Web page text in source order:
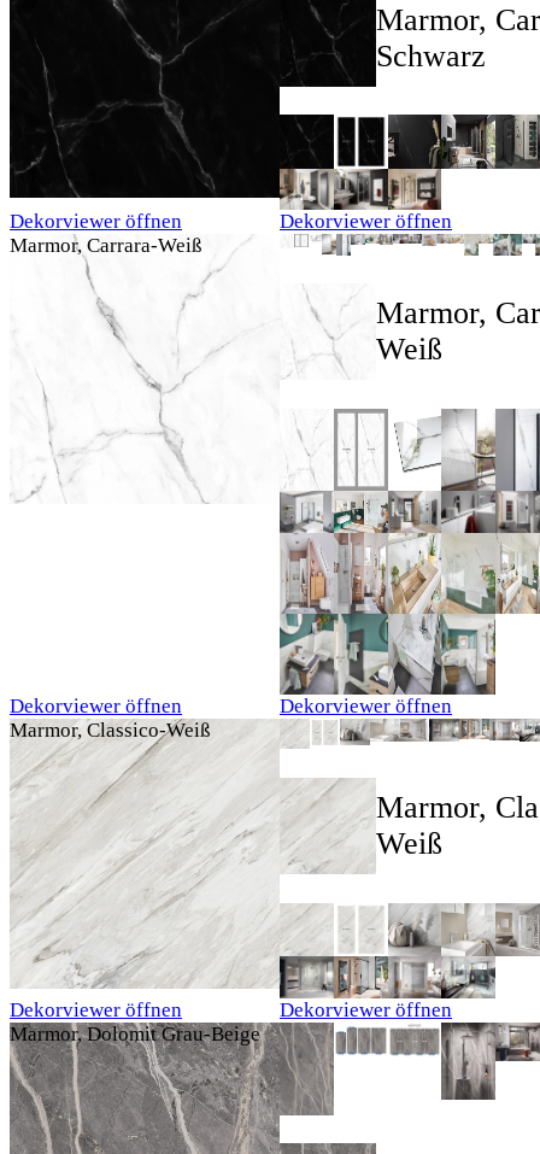
Dekorviewer öffnen
Marmor,
Schwarz
Dekorviewer öffnen
Marmor, Carrara-Weiß
Dekorviewer öffnen
Marmor,
Weiß
Dekorviewer öffnen
Marmor, Classico-Weiß
Dekorviewer öffnen
Marmor,
Weiß
Dekorviewer öffnen
Marmor, Dolomit Grau-Beige